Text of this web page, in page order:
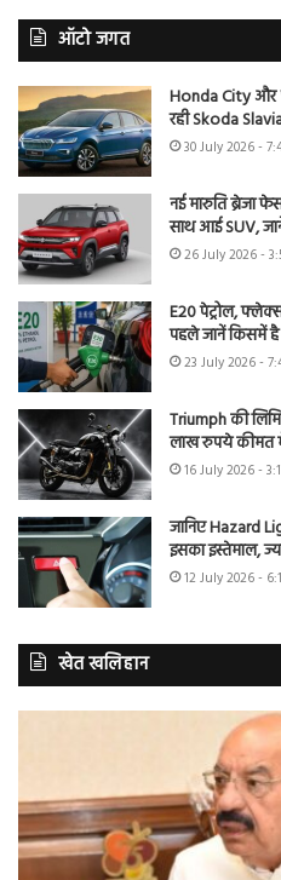
ऑटो जगत
Honda City और
रही Skoda
30 July 2026 -
नई मारुति ब्रेजा
साथ आई SUV,
26 July 2026 -
E20 पेट्रोल,
पहले जानें किसमें है
23 July 2026 -
Triumph की
लाख रुपये कीमत
16 July 2026 -
जानिए Hazard
इसका इस्तेमाल,
12 July 2026 -
खेत खलिहान